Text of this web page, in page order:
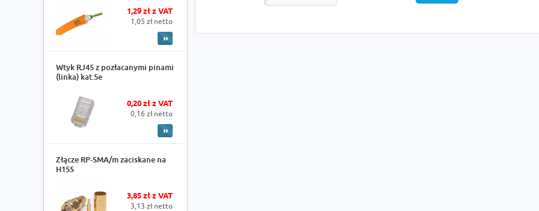
1,29 zł z VAT
1,05 zł netto
Wtyk RJ45 z pozłacanymi pinami
(linka) kat.5e
0,20 zł z VAT
0,16 zł netto
Złącze RP-SMA/m zaciskane na
H155
3,85 zł z VAT
3,13 zł netto